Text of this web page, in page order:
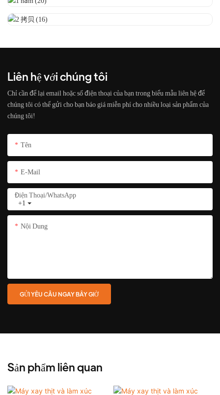
Liên hệ với chúng tôi
Chỉ cần để lại email hoặc số điện thoại của bạn trong biểu mẫu liên hệ để
chúng tôi có thể gửi cho bạn báo giá miễn phí cho nhiều loại sản phẩm của
chúng tôi!
Tên
E-Mail
+1
Điện Thoại/whatsApp
Nội Dung
GỬI YÊU CẦU NGAY BÂY GIỜ
Sản phẩm liên quan